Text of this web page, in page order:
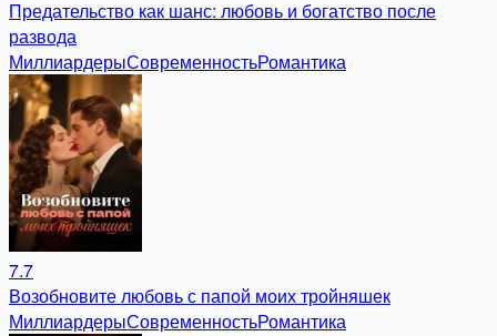
Предательство как шанс: любовь и богатство после
развода
МиллиардерыСовременностьРомантика
7.7
Возобновите любовь с папой моих тройняшек
МиллиардерыСовременностьРомантика